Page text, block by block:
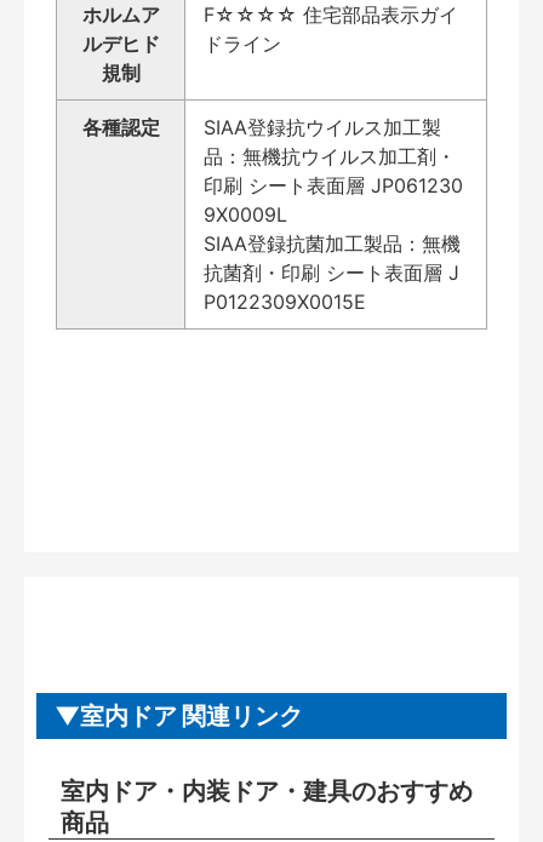
ホルムア
ルデヒド
規制
F☆☆☆☆ 住宅部品表示ガイ
ドライン
各種認定
SIAA登録抗ウイルス加工製
品：無機抗ウイルス加工剤・
印刷 シート表面層 JP061230
9X0009L
SIAA登録抗菌加工製品：無機
抗菌剤・印刷 シート表面層 J
P0122309X0015E
室内ドア 関連リンク
室内ドア・内装ドア・建具のおすすめ
商品